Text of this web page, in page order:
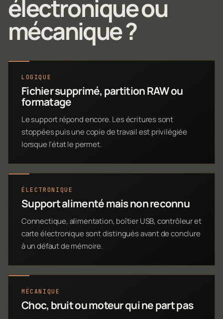
électronique ou
mécanique ?
LOGIQUE
Fichier supprimé, partition RAW ou
formatage
Le support répond encore. Les écritures sont
stoppées puis une copie de travail est privilégiée
lorsque l'état le permet.
ÉLECTRONIQUE
Support alimenté mais non reconnu
Connectique, alimentation, boîtier USB, contrôleur et
carte électronique sont distingués avant de conclure
à un défaut de mémoire.
MÉCANIQUE
Choc, bruit ou moteur qui ne part pas